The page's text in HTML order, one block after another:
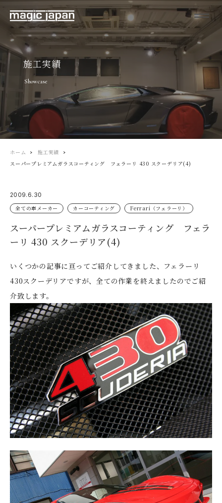
施工実績
Showcase
ホーム
施工実績
スーパープレミアムガラスコーティング フェラーリ 430 スクーデリア(4)
2009.6.30
全ての車メーカー
カーコーティング Ferrari（フェラーリ）
スーパープレミアムガラスコーティング フェラ
ーリ 430 スクーデリア(4)
いくつかの記事に亘ってご紹介してきました、フェラーリ
430スクーデリアですが、全ての作業を終えましたのでご紹
介致します。